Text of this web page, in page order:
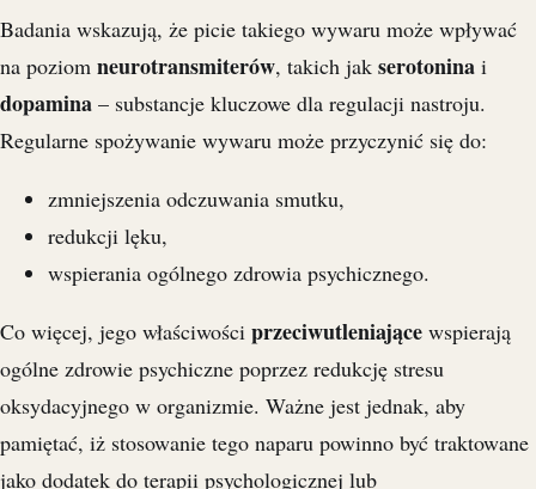
Badania wskazują, że picie takiego wywaru może wpływać
na poziom neurotransmiterów, takich jak serotonina i
dopamina – substancje kluczowe dla regulacji nastroju.
Regularne spożywanie wywaru może przyczynić się do:
zmniejszenia odczuwania smutku,
redukcji lęku,
wspierania ogólnego zdrowia psychicznego.
Co więcej, jego właściwości przeciwutleniające wspierają
ogólne zdrowie psychiczne poprzez redukcję stresu
oksydacyjnego w organizmie. Ważne jest jednak, aby
pamiętać, iż stosowanie tego naparu powinno być traktowane
jako dodatek do terapii psychologicznej lub